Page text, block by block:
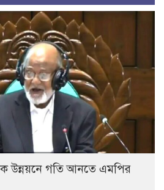
উন্নয়নে গতি আনতে এমপির